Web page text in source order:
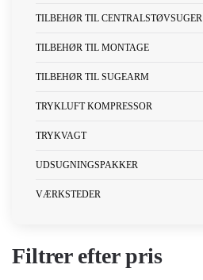
TILBEHØR TIL CENTRALSTØVSUGER
TILBEHØR TIL MONTAGE
TILBEHØR TIL SUGEARM
TRYKLUFT KOMPRESSOR
TRYKVAGT
UDSUGNINGSPAKKER
VÆRKSTEDER
Filtrer efter pris